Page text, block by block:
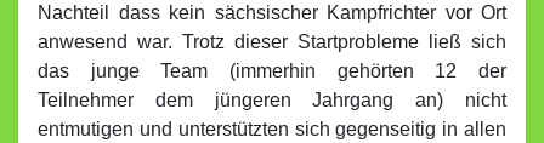
Nachteil dass kein sächsischer Kampfrichter vor Ort
anwesend war. Trotz dieser Startprobleme ließ sich
das junge Team (immerhin gehörten 12 der
Teilnehmer dem jüngeren Jahrgang an) nicht
entmutigen und unterstützten sich gegenseitig in allen